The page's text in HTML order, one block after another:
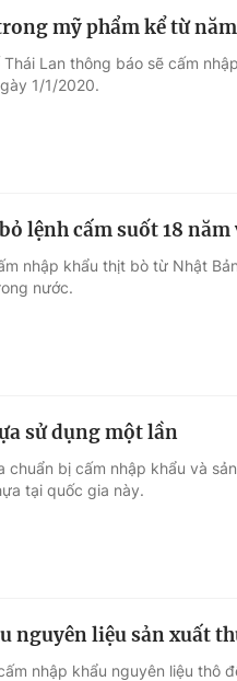
mỹ phẩm kể từ
Lan thông báo sẽ cấm
1/1/2020.
lệnh cấm suốt 18 năm
nhập khẩu thịt bò từ Nhật
nước.
sử dụng một lần
chuẩn bị cấm nhập khẩu và
tại quốc gia này.
nguyên liệu sản xuất
nhập khẩu nguyên liệu thô